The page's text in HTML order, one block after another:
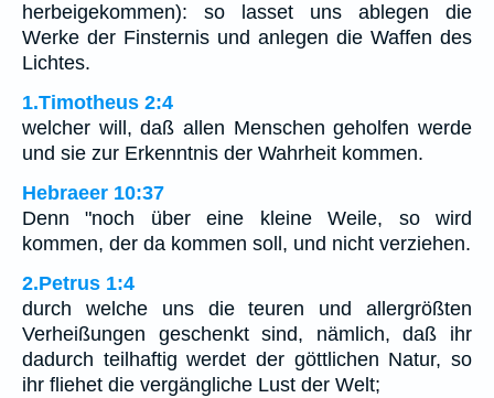
herbeigekommen): so lasset uns ablegen die
Werke der Finsternis und anlegen die Waffen des
Lichtes.
1.Timotheus 2:4
welcher will, daß allen Menschen geholfen werde
und sie zur Erkenntnis der Wahrheit kommen.
Hebraeer 10:37
Denn "noch über eine kleine Weile, so wird
kommen, der da kommen soll, und nicht verziehen.
2.Petrus 1:4
durch welche uns die teuren und allergrößten
Verheißungen geschenkt sind, nämlich, daß ihr
dadurch teilhaftig werdet der göttlichen Natur, so
ihr fliehet die vergängliche Lust der Welt;